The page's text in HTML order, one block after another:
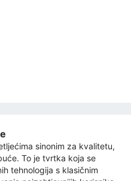
sinonim za kvalitetu,
To je tvrtka koja se
tehnologija s klasičnim